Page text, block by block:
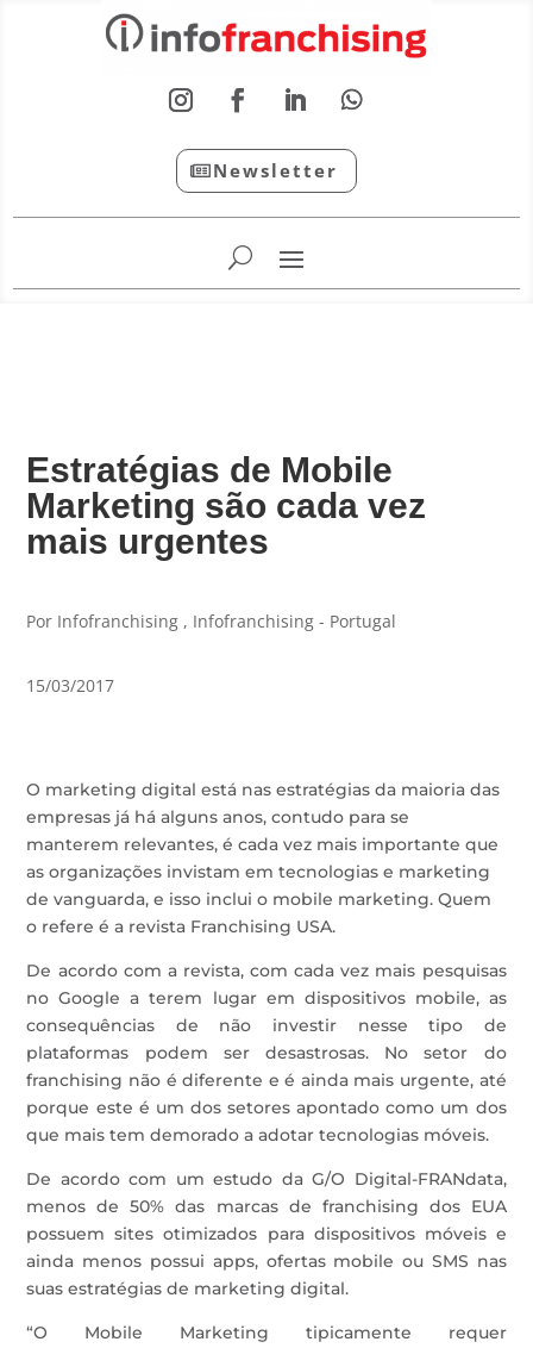
Newsletter
Estratégias de Mobile
Marketing são cada vez
mais urgentes
Por Infofranchising , Infofranchising - Portugal
15/03/2017
O marketing digital está nas estratégias da maioria das
empresas já há alguns anos, contudo para se
manterem relevantes, é cada vez mais importante que
as organizações invistam em tecnologias e marketing
de vanguarda, e isso inclui o mobile marketing. Quem
o refere é a revista Franchising USA.
De acordo com a revista, com cada vez mais pesquisas
no Google a terem lugar em dispositivos mobile, as
consequências de não investir nesse tipo de
plataformas podem ser desastrosas. No setor do
franchising não é diferente e é ainda mais urgente, até
porque este é um dos setores apontado como um dos
que mais tem demorado a adotar tecnologias móveis.
De acordo com um estudo da G/O Digital-FRANdata,
menos de 50% das marcas de franchising dos EUA
possuem sites otimizados para dispositivos móveis e
ainda menos possui apps, ofertas mobile ou SMS nas
suas estratégias de marketing digital.
“O Mobile Marketing tipicamente requer